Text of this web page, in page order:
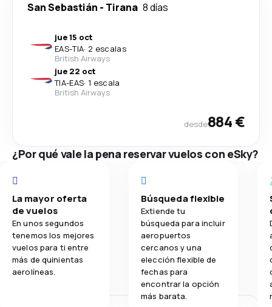
San Sebastián - Tirana 8 días
jue 15 oct
EAS-TIA· 2 escalas
British Airways
jue 22 oct
TIA-EAS· 1 escala
British Airways
desde884 €
¿Por qué vale la pena reservar vuelos con eSky?
La mayor oferta
de vuelos
En unos segundos
tenemos los mejores
vuelos para ti entre
más de quinientas
aerolíneas.
Búsqueda flexible
Extiende tu
búsqueda para incluir
aeropuertos
cercanos y una
elección flexible de
fechas para
encontrar la opción
más barata.